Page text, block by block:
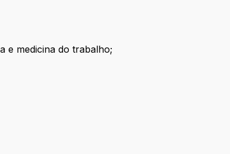
e medicina do trabalho;